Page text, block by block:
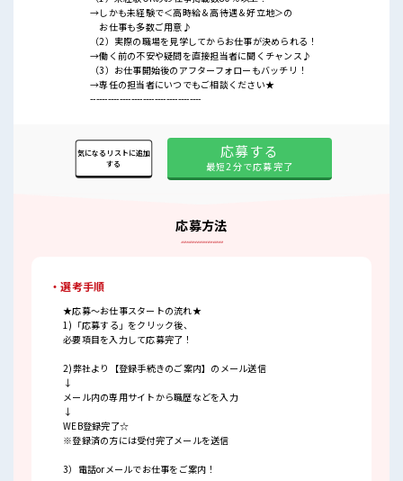
→しかも未経験で＜高時給＆高待遇＆好立地＞の
お仕事も多数ご用意♪
（2）実際の職場を見学してからお仕事が決められる！
→働く前の不安や疑問を直接担当者に聞くチャンス♪
（3）お仕事開始後のアフターフォローもバッチリ！
→専任の担当者にいつでもご相談ください★
--------------------------------------
応募する
最短2分で応募完了
気になるリストに追加
する
応募方法
・選考手順
★応募～お仕事スタートの流れ★
1)「応募する」をクリック後、
必要項目を入力して応募完了！
2)弊社より【登録手続きのご案内】のメール送信
↓
メール内の専用サイトから職歴などを入力
↓
WEB登録完了☆
※登録済の方には受付完了メールを送信
3）電話orメールでお仕事をご案内！